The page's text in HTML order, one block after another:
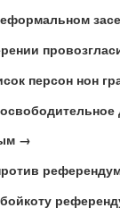
персон нон
→